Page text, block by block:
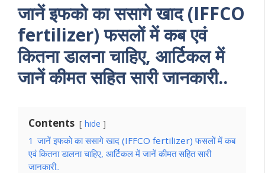
जानें इफको का ससागे खाद (IFFCO
fertilizer) फसलों में कब एवं
कितना डालना चाहिए, आर्टिकल में
जानें कीमत सहित सारी जानकारी..
Contents hide
1 जानें इफको का ससागे खाद (IFFCO fertilizer) फसलों में कब
एवं कितना डालना चाहिए, आर्टिकल में जानें कीमत सहित सारी
जानकारी..